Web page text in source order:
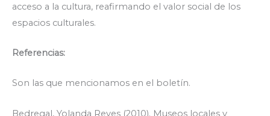
acceso a la cultura, reafirmando el valor social de los
espacios culturales.
Referencias:
Son las que mencionamos en el boletín.
Bedregal, Yolanda Reyes (2010). Museos locales y